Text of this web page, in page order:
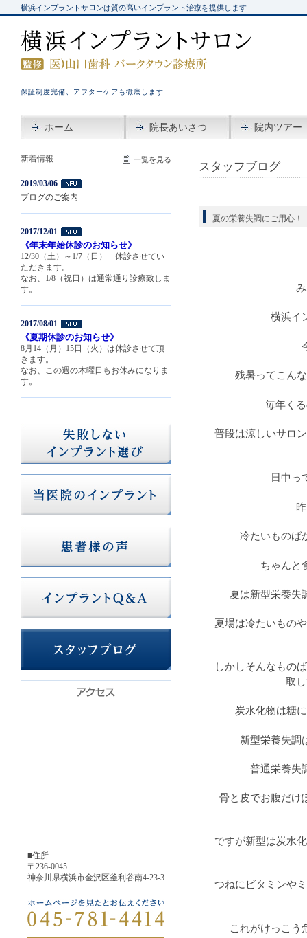
横浜インプラントサロンは質の高いインプラント治療を提供します
保証制度完備、アフターケアも徹底します
ホーム 院長あいさつ 院内ツアー
スタッフブログ
夏の栄養失調にご用心！
横浜イ
残暑ってこん
毎年く
普段は涼しいサロ
日中っ
冷たいものば
ちゃんと
夏は新型栄養失
夏場は冷たいもの
しかしそんなもの
取
炭水化物は糖
新型栄養失調
普通栄養失
骨と皮でお腹だけ
ですが新型は炭水
つねにビタミンや
これがけっこう
新着情報 一覧を見る
2019/03/06
ブログのご案内
2017/12/01
《年末年始休診のお知らせ》
12/30（土）～1/7（日） 休診させてい
ただきます。
なお、1/8（祝日）は通常通り診療致しま
す。
2017/08/01
《夏期休診のお知らせ》
8月14（月）15日（火）は休診させて頂
きます。
なお、この週の木曜日もお休みになりま
す。
■住所
〒236-0045
神奈川県横浜市金沢区釜利谷南4-23-3